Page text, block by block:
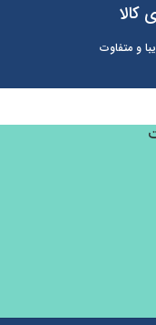
کالا
و متفاوت